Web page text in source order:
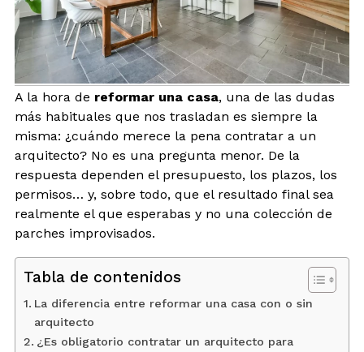
CONTACTO
INTERIORISMO
TIENDA
ESPAÑOL
A la hora de reformar una casa, una de las dudas
más habituales que nos trasladan es siempre la
misma: ¿cuándo merece la pena contratar a un
arquitecto? No es una pregunta menor. De la
respuesta dependen el presupuesto, los plazos, los
permisos… y, sobre todo, que el resultado final sea
realmente el que esperabas y no una colección de
parches improvisados.
Tabla de contenidos
La diferencia entre reformar una casa con o sin
arquitecto
¿Es obligatorio contratar un arquitecto para